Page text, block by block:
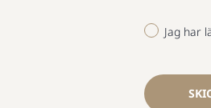
Jag har